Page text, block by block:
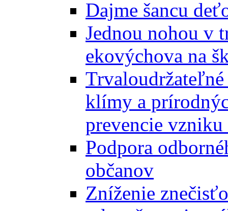
Dajme šancu
Jednou nohou v
ekovýchova na
klímy a
prevencie vzniku
Podpora
občanov
Zníženie